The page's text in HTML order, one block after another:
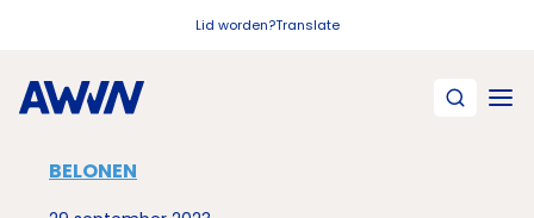
Lid worden?Translate
BELONEN